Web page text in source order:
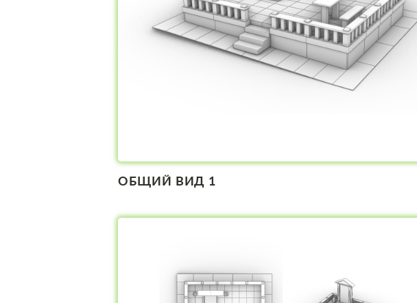
ОБЩИЙ ВИД 1